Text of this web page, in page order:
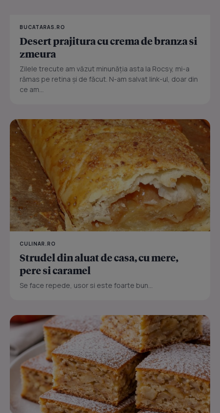
BUCATARAS.RO
Desert prajitura cu crema de branza si
zmeura
Zilele trecute am văzut minunăția asta la Rocsy, mi-a
rămas pe retina și de făcut. N-am salvat link-ul, doar din
ce am...
CULINAR.RO
Strudel din aluat de casa, cu mere,
pere si caramel
Se face repede, usor si este foarte bun...